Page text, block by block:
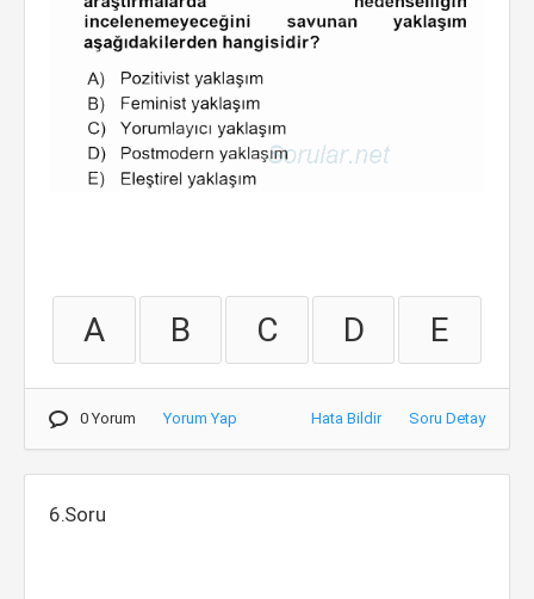
A B C D E
0 Yorum Yorum Yap Hata Bildir Soru Detay
6.Soru